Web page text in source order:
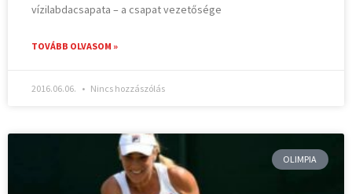
vízilabdacsapata – a csapat vezetősége
TOVÁBB OLVASOM »
2016.06.06. Nincs hozzászólás
OLIMPIA